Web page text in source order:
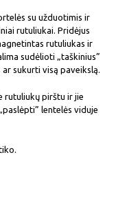
su užduotimis ir
rutuliukai. Pridėjus
rutuliukas ir
sudėlioti „taškinius”
sukurti visą paveikslą.
rutuliukų pirštu ir jie
lentelės viduje